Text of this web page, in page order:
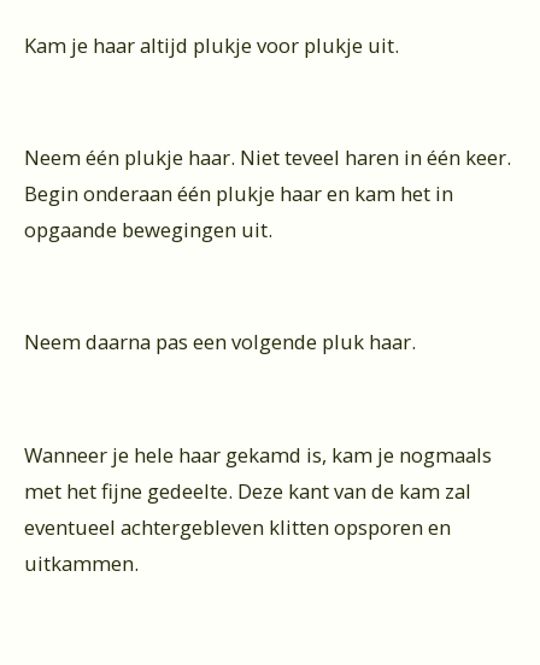
Kam je haar altijd plukje voor plukje uit.
Neem één plukje haar. Niet teveel haren in één keer.
Begin onderaan één plukje haar en kam het in
opgaande bewegingen uit.
Neem daarna pas een volgende pluk haar.
Wanneer je hele haar gekamd is, kam je nogmaals
met het fijne gedeelte. Deze kant van de kam zal
eventueel achtergebleven klitten opsporen en
uitkammen.